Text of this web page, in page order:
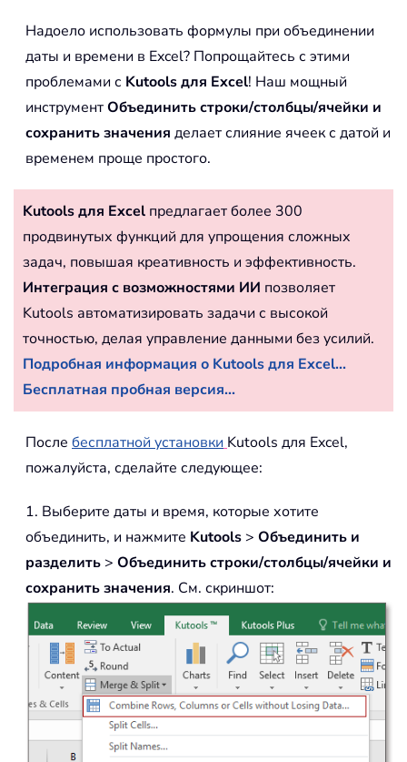
Надоело использовать формулы при объединении
даты и времени в Excel? Попрощайтесь с этими
проблемами с Kutools для Excel! Наш мощный
инструментОбъединить строки/столбцы/ячейки и
сохранить значения делает слияние ячеек с датой и
временем проще простого.
Kutools для Excel предлагает более 300
продвинутых функций для упрощения сложных
задач, повышая креативность и эффективность.
Интеграция с возможностями ИИ позволяет
Kutools автоматизировать задачи с высокой
точностью, делая управление данными без усилий.
Подробная информация о Kutools для Excel...
Бесплатная пробная версия...
После бесплатной установки Kutools для Excel,
пожалуйста, сделайте следующее:
1. Выберите даты и время, которые хотите
объединить, и нажмите Kutools > Объединить и
разделить > Объединитьстроки/столбцы/ячейки и
сохранить значения. См. скриншот: